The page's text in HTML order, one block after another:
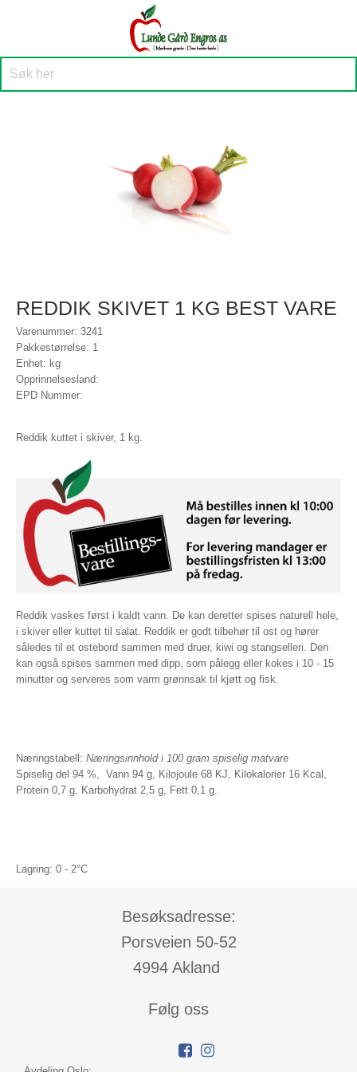
REDDIK SKIVET 1 KG BEST VARE
Varenummer: 3241
Pakkestørrelse: 1
Enhet: kg
Opprinnelsesland:
EPD Nummer:
Reddik kuttet i skiver, 1 kg.
Reddik vaskes først i kaldt vann. De kan deretter spises naturell hele,
i skiver eller kuttet til salat. Reddik er godt tilbehør til ost og hører
således til et ostebord sammen med druer, kiwi og stangselleri. Den
kan også spises sammen med dipp, som pålegg eller kokes i 10 - 15
minutter og serveres som varm grønnsak til kjøtt og fisk.
Næringstabell: Næringsinnhold i 100 gram spiselig matvare
Spiselig del 94 %, Vann 94 g, Kilojoule 68 KJ, Kilokalorier 16 Kcal,
Protein 0,7 g, Karbohydrat 2,5 g, Fett 0,1 g.
Lagring: 0 - 2°C
Besøksadresse:
Porsveien 50-52
4994 Akland
Følg oss